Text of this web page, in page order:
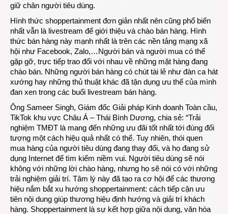
giữ chân người tiêu dùng.
Hình thức shoppertainment đơn giản nhất nên cũng phổ biến
nhất vẫn là livestream để giới thiệu và chào bán hàng. Hình
thức bán hàng này mạnh nhất là trên các nền tảng mạng xã
hội như Facebook, Zalo,…Người bán và người mua có thể
gặp gỡ, trực tiếp trao đổi với nhau về những mặt hàng đang
chào bán. Những người bán hàng có chút tài lẻ như đàn ca hát
xướng hay những thủ thuật khác đã tận dụng ưu thế của mình
đan xen trong các buổi livestream bán hàng.
Ông Sameer Singh, Giám đốc Giải pháp Kinh doanh Toàn cầu,
TikTok khu vực Châu Á – Thái Bình Dương, chia sẻ: “Trải
nghiệm TMĐT là mang đến những ưu đãi tốt nhất tới đúng đối
tượng một cách hiệu quả nhất có thể. Tuy nhiên, thói quen
mua hàng của người tiêu dùng đang thay đổi, và họ đang sử
dụng Internet để tìm kiếm niềm vui. Người tiêu dùng sẽ nói
không với những lời chào hàng, nhưng họ sẽ nói có với những
trải nghiệm giải trí. Tâm lý này đã tạo ra cơ hội để các thương
hiệu nắm bắt xu hướng shoppertainment: cách tiếp cận ưu
tiên nội dung giúp thương hiệu định hướng và giải trí khách
hàng. Shoppertainment là sự kết hợp giữa nội dung, văn hóa